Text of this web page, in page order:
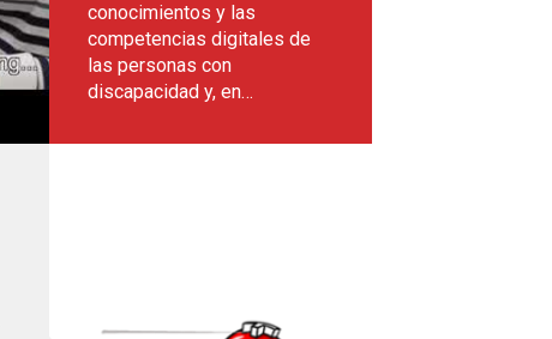
conocimientos y las
competencias digitales de
las personas con
discapacidad y, en…